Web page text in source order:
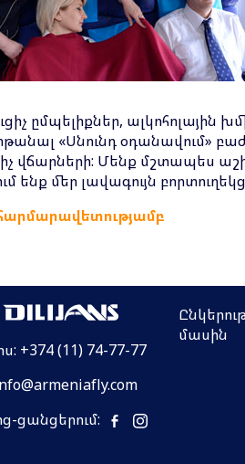
ըմպելիքներ,
«Սնունդ օդանավում»
վճարների: Մենք մշտապես
ենք մեր լավագույն
+374 (11) 74-77-77
ցանցերում:
մասին